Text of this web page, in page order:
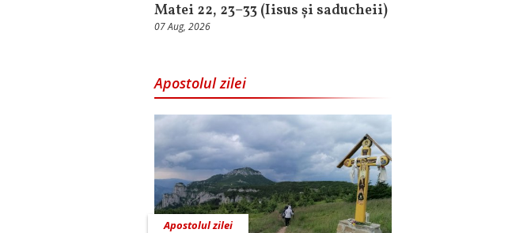
Matei 22, 23–33 (Iisus și saducheii)
07 Aug, 2026
Apostolul zilei
Apostolul zilei